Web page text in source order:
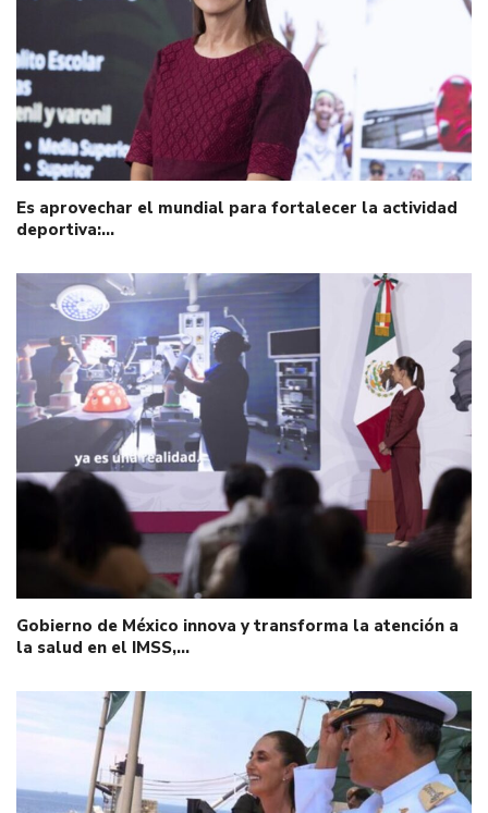
Es aprovechar el mundial para fortalecer la actividad
deportiva:…
Gobierno de México innova y transforma la atención a
la salud en el IMSS,…